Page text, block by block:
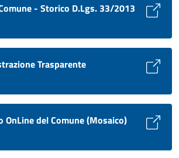
- Storico D.Lgs. 33/2013
Trasparente
OnLine del Comune (Mosaico)